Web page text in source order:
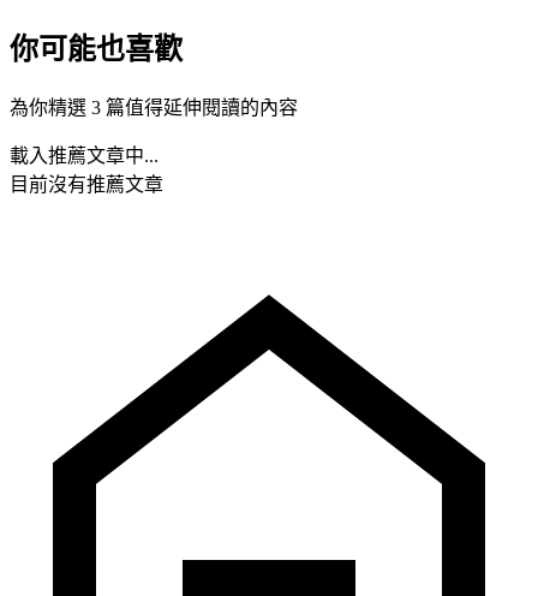
你可能也喜歡
為你精選 3 篇值得延伸閱讀的內容
載入推薦文章中...
目前沒有推薦文章